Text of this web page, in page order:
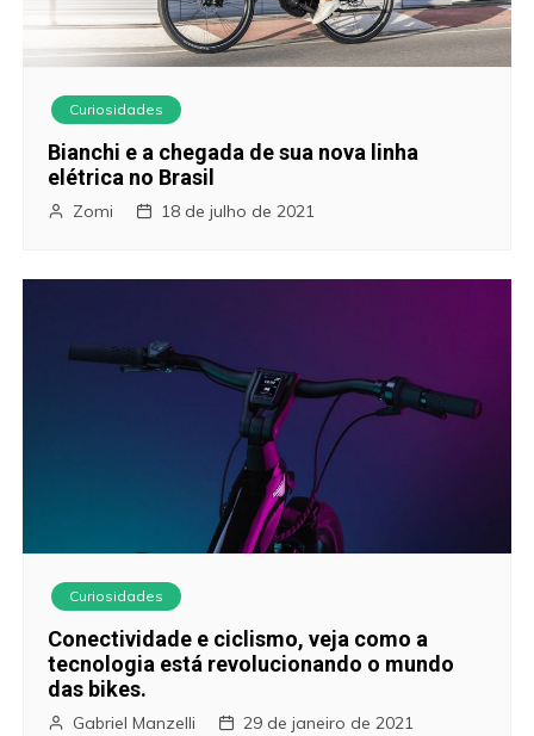
Curiosidades
Bianchi e a chegada de sua nova linha
elétrica no Brasil
Zomi 18 de julho de 2021
Curiosidades
Conectividade e ciclismo, veja como a
tecnologia está revolucionando o mundo
das bikes.
Gabriel Manzelli 29 de janeiro de 2021